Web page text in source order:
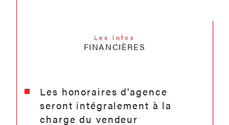
Les infos
FINANCIÈRES
Les honoraires d'agence
seront intégralement à la
charge du vendeur